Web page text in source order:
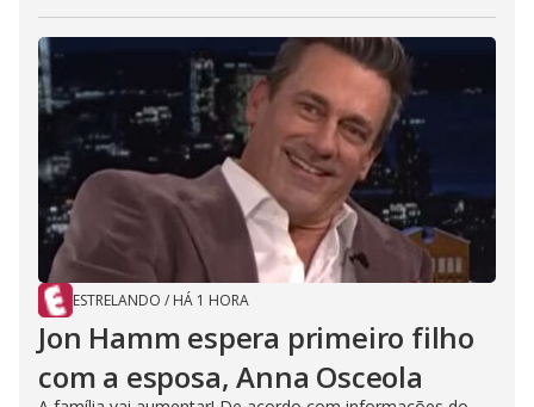
ESTRELANDO / HÁ 1 HORA
Jon Hamm espera primeiro filho
com a esposa, Anna Osceola